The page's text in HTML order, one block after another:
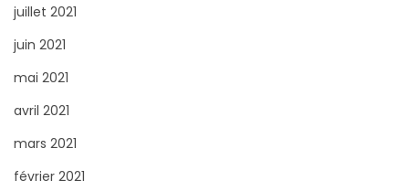
juillet 2021
juin 2021
mai 2021
avril 2021
mars 2021
février 2021